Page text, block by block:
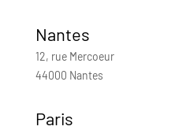
Nantes
12, rue Mercoeur
44000 Nantes
Paris